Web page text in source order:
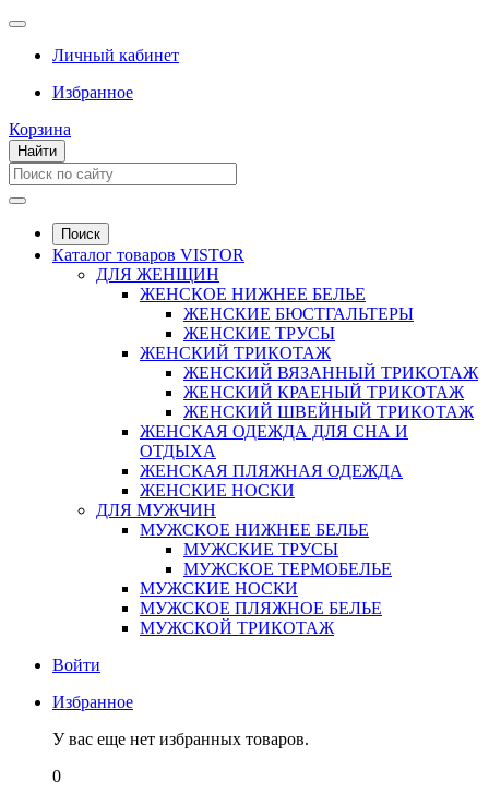
Личный кабинет
Избранное
Корзина
Найти
Поиск
Каталог товаров VISTOR
ДЛЯ ЖЕНЩИН
ЖЕНСКОЕ НИЖНЕЕ БЕЛЬЕ
ЖЕНСКИЕ БЮСТГАЛЬТЕРЫ
ЖЕНСКИЕ ТРУСЫ
ЖЕНСКИЙ ТРИКОТАЖ
ЖЕНСКИЙ ВЯЗАННЫЙ ТРИКОТАЖ
ЖЕНСКИЙ КРАЕНЫЙ ТРИКОТАЖ
ЖЕНСКИЙ ШВЕЙНЫЙ ТРИКОТАЖ
ЖЕНСКАЯ ОДЕЖДА ДЛЯ СНА И
ОТДЫХА
ЖЕНСКАЯ ПЛЯЖНАЯ ОДЕЖДА
ЖЕНСКИЕ НОСКИ
ДЛЯ МУЖЧИН
МУЖСКОЕ НИЖНЕЕ БЕЛЬЕ
МУЖСКИЕ ТРУСЫ
МУЖСКОЕ ТЕРМОБЕЛЬЕ
МУЖСКИЕ НОСКИ
МУЖСКОЕ ПЛЯЖНОЕ БЕЛЬЕ
МУЖСКОЙ ТРИКОТАЖ
Войти
Избранное
У вас еще нет избранных товаров.
0